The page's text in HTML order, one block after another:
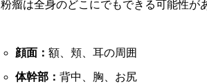
粉瘤は全身のどこにでもできる可能性が
顔面： 額、頬、耳の周囲
体幹部： 背中、胸、お尻